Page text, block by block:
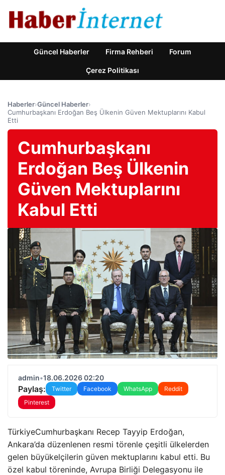
Güncel Haberler Firma Rehberi Forum
Çerez Politikası
Haberler›Güncel Haberler›
Cumhurbaşkanı Erdoğan Beş Ülkenin Güven Mektuplarını Kabul
Etti
Cumhurbaşkanı
Erdoğan Beş Ülkenin
Güven Mektuplarını
Kabul Etti
admin•18.06.2026 02:20
Paylaş: Twitter Facebook WhatsApp
Reddit
Pinterest
TürkiyeCumhurbaşkanı Recep Tayyip Erdoğan,
Ankara’da düzenlenen resmi törenle çeşitli ülkelerden
gelen büyükelçilerin güven mektuplarını kabul etti. Bu
özel kabul töreninde, Avrupa Birliği Delegasyonu ile